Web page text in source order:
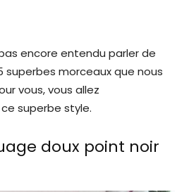
encore entendu parler de
superbes morceaux que nous
vous, vous allez
superbe style.
doux point noir